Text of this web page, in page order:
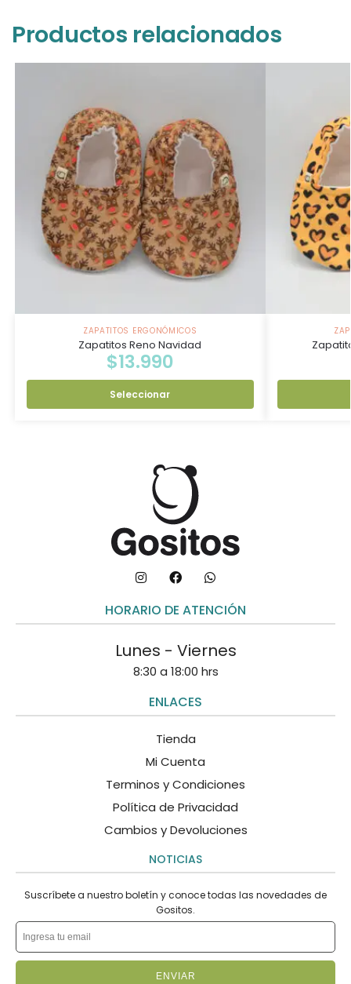
Productos relacionados
ZAPATITOS ERGONÓMICOS
Zapatitos Reno Navidad
$13.990
Seleccionar
HORARIO DE ATENCIÓN
Lunes - Viernes
8:30 a 18:00 hrs
ENLACES
Tienda
Mi Cuenta
Terminos y Condiciones
Política de Privacidad
Cambios y Devoluciones
NOTICIAS
Suscríbete a nuestro boletín y conoce todas las novedades de
Gositos.
ENVIAR